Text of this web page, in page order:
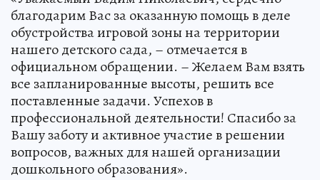
благодарим Вас за оказанную помощь в деле
обустройства игровой зоны на территории
нашего детского сада, – отмечается в
официальном обращении. – Желаем Вам взять
все запланированные высоты, решить все
поставленные задачи. Успехов в
профессиональной деятельности! Спасибо за
Вашу заботу и активное участие в решении
вопросов, важных для нашей организации
дошкольного образования».